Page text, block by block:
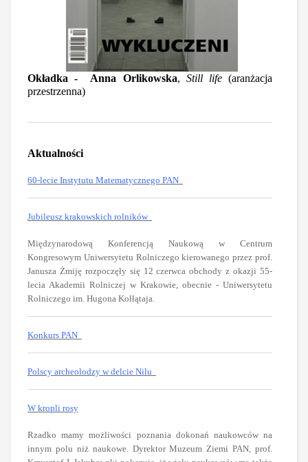
Okładka - Anna Orlikowska, Still life(aranżacja
przestrzenna)
Aktualności
60-lecie Instytutu Matematycznego PAN
Jubileusz krakowskich rolników
Międzynarodową Konferencją Naukową w Centrum
Kongresowym Uniwersytetu Rolniczego kierowanego przez prof.
Janusza Żmiję rozpoczęły się 12 czerwca obchody z okazji 55-
lecia Akademii Rolniczej w Krakowie, obecnie - Uniwersytetu
Rolniczego im. Hugona Kołłątaja.
Konkurs PAN
Polscy archeolodzy w delcie Nilu
W kropli rosy
Rzadko mamy możliwości poznania dokonań naukowców na
innym polu niż naukowe. Dyrektor Muzeum Ziemi PAN, prof.